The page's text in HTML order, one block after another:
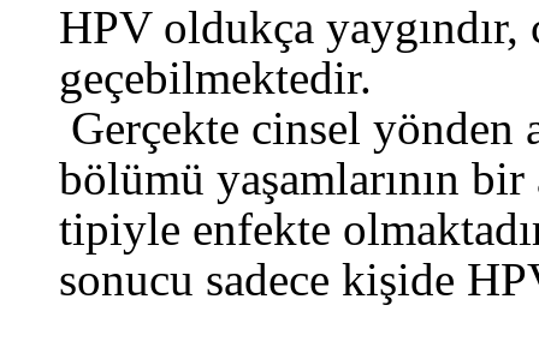
HPV oldukça
geçebilmektedir.
Gerçekte cinsel yönden
bölümü yaşamlarının
tipiyle enfekte
sonucu sadece kişide